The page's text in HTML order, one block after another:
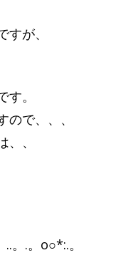
が、
。
で、、、
、
。.。o○*:.。